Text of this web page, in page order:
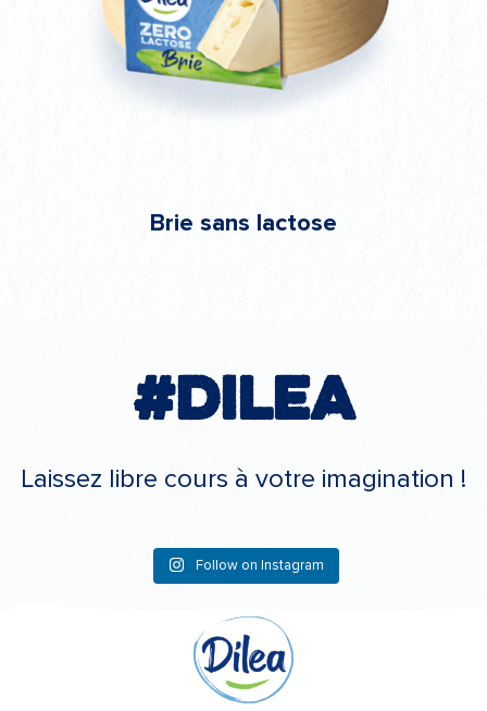
Brie sans lactose
#Dilea
Laissez libre cours à votre imagination !
Follow on Instagram